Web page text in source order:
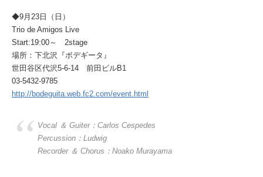
◆9月23日（日）
Trio de Amigos Live
Start:19:00～ 2stage
場所：下北沢『ボデギータ』
世田谷区代沢5-6-14 前田ビルB1
03-5432-9785
http://bodeguita.web.fc2.com/event.html
Vocal ＆ Guiter：Carlos Cespedes
Percussion：Ludwig
Recorder ＆ Chorus：Noako Murayama